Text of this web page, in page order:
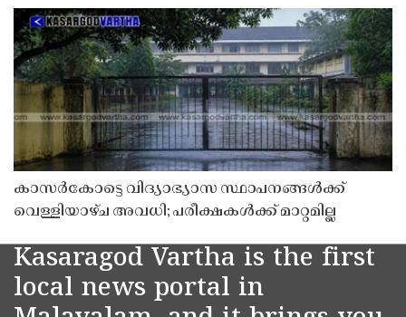
കാസർകോട്ടെ വിദ്യാഭ്യാസ സ്ഥാപനങ്ങൾക്ക്
വെള്ളിയാഴ്ച അവധി; പരീക്ഷകൾക്ക് മാറ്റമില്ല
Kasaragod Vartha is the first
local news portal in